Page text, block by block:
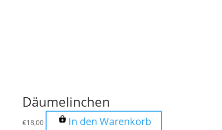
Däumelinchen
€18,00 In den Warenkorb